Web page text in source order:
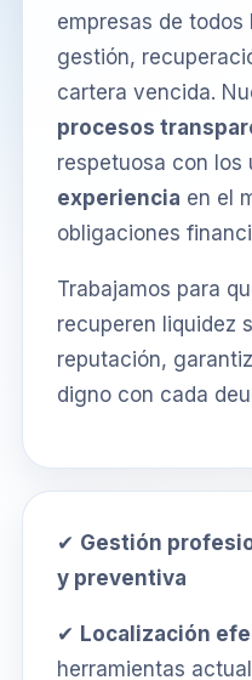
empresas de
gestión,
cartera vencida.
procesos
respetuosa con los
experiencia en el
obligaciones
Trabajamos para
recuperen liquidez
reputación,
digno con cada
✔ Gestión
y preventiva
✔ Localización
herramientas